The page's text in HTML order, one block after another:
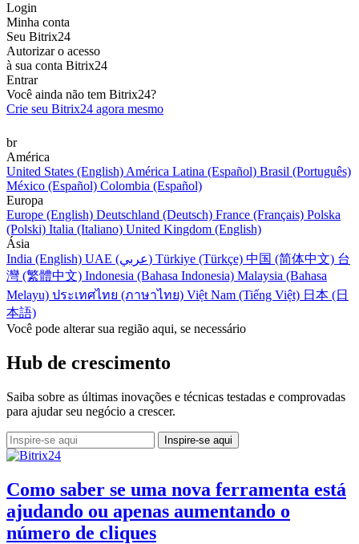
Login
Minha conta
Seu Bitrix24
Autorizar o acesso
à sua conta Bitrix24
Entrar
Você ainda não tem Bitrix24?
Crie seu Bitrix24 agora mesmo
br
América
United States (English) América Latina (Español) Brasil (Português)
México (Español) Colombia (Español)
Europa
Europe (English) Deutschland (Deutsch) France (Français) Polska
(Polski) Italia (Italiano) United Kingdom (English)
Ásia
India (English)
UAE (عربي) Türkiye (Türkçe) 中国 (简体中文) 台
灣 (繁體中文) Indonesia (Bahasa Indonesia) Malaysia (Bahasa
Melayu) ประเทศไทย (ภาษาไทย) Việt Nam (Tiếng Việt) 日本 (日
本語)
Você pode alterar sua região aqui, se necessário
Hub de crescimento
Saiba sobre as últimas inovações e técnicas testadas e comprovadas
para ajudar seu negócio a crescer.
Como saber se uma nova ferramenta está
ajudando ou apenas aumentando o
número de cliques